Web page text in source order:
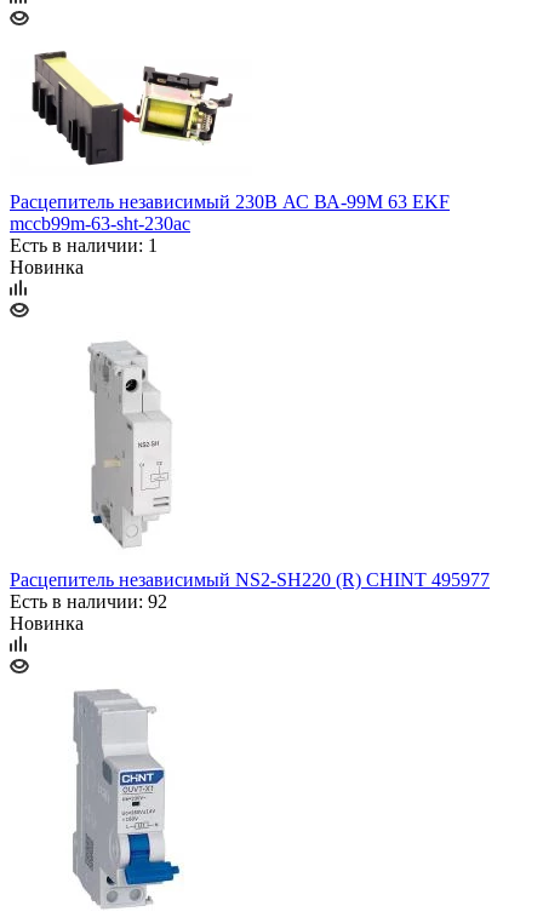
Расцепитель независимый 230В АС ВА-99М 63 EKF
mccb99m-63-sht-230ac
Есть в наличии: 1
Новинка
Расцепитель независимый NS2-SH220 (R) CHINT 495977
Есть в наличии: 92
Новинка